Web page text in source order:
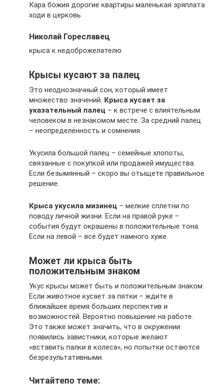
Кара божия дорогие квартиры маленькая зряплата
ходи в церковь
Николай Гореславец
крыса к недоброжелателю
Крысы кусают за палец
Это неоднозначный сон, который имеет
множество значений. Крыса кусает за
указательный палец – к встрече с влиятельным
человеком в незнакомом месте. За средний палец
– неопределённость и сомнения.
Укусила большой палец – семейные хлопоты,
связанные с покупкой или продажей имущества.
Если безымянный – скоро вы отыщете правильное
решение.
Крыса укусила мизинец – мелкие сплетни по
поводу личной жизни. Если на правой руке –
события будут окрашены в положительные тона.
Если на левой – всё будет намного хуже.
Может ли крыса быть
положительным знаком
Укус крысы может быть и положительным знаком.
Если животное кусает за пятки – ждите в
ближайшее время больших перспектив и
возможностей. Вероятно повышение на работе.
Это также может значить, что в окружении
появились завистники, которые желают
«вставить палки в колеса», но попытки остаются
безрезультативными.
Читайтепо теме: